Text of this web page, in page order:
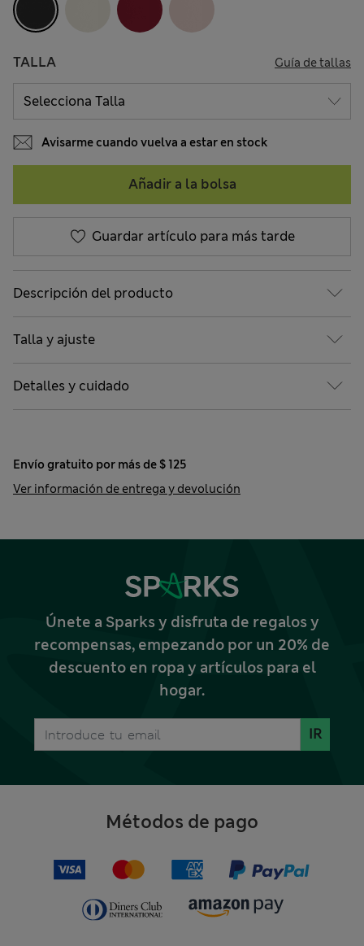
TALLA Guía de tallas
Avisarme cuando vuelva a estar en stock
Añadir a la bolsa
Guardar artículo para más tarde
Descripción del producto
Talla y ajuste
Detalles y cuidado
Envío gratuito por más de $ 125
Ver información de entrega y devolución
Únete a Sparks y disfruta de regalos y
recompensas, empezando por un 20% de
descuento en ropa y artículos para el
hogar.
IR
Métodos de pago